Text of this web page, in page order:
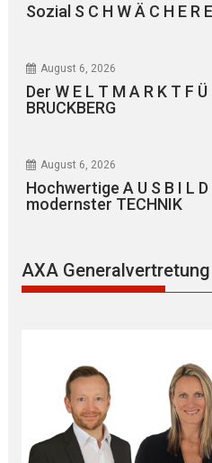
Sozial S C H W Ä C H E
August 6, 2026
Der W E L T M A R K T F
BRUCKBERG
August 6, 2026
Hochwertige A U S B I L D
modernster TECHNIK
AXA